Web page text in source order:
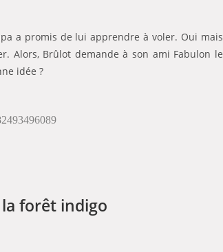
a promis de lui apprendre à voler. Oui mais
Alors, Brûlot demande à son ami Fabulon le
idée ?
forêt indigo